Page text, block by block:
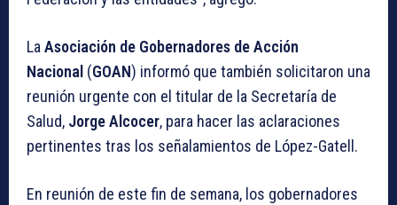
La Asociación de Gobernadores de Acción
Nacional (GOAN) informó que también solicitaron una
reunión urgente con el titular de la Secretaría de
Salud, Jorge Alcocer, para hacer las aclaraciones
pertinentes tras los señalamientos de López-Gatell.
En reunión de este fin de semana, los gobernadores